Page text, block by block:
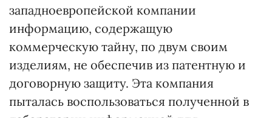
западноевропейской компании
информацию, содержащую
коммерческую тайну, по двум своим
изделиям, не обеспечив из патентную и
договорную защиту. Эта компания
пыталась воспользоваться полученной в